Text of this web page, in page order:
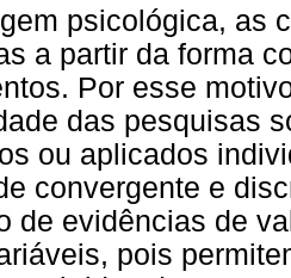
psicológica, as
a partir da forma
Por esse
das pesquisas
ou aplicados
convergente e
de evidências de
pois